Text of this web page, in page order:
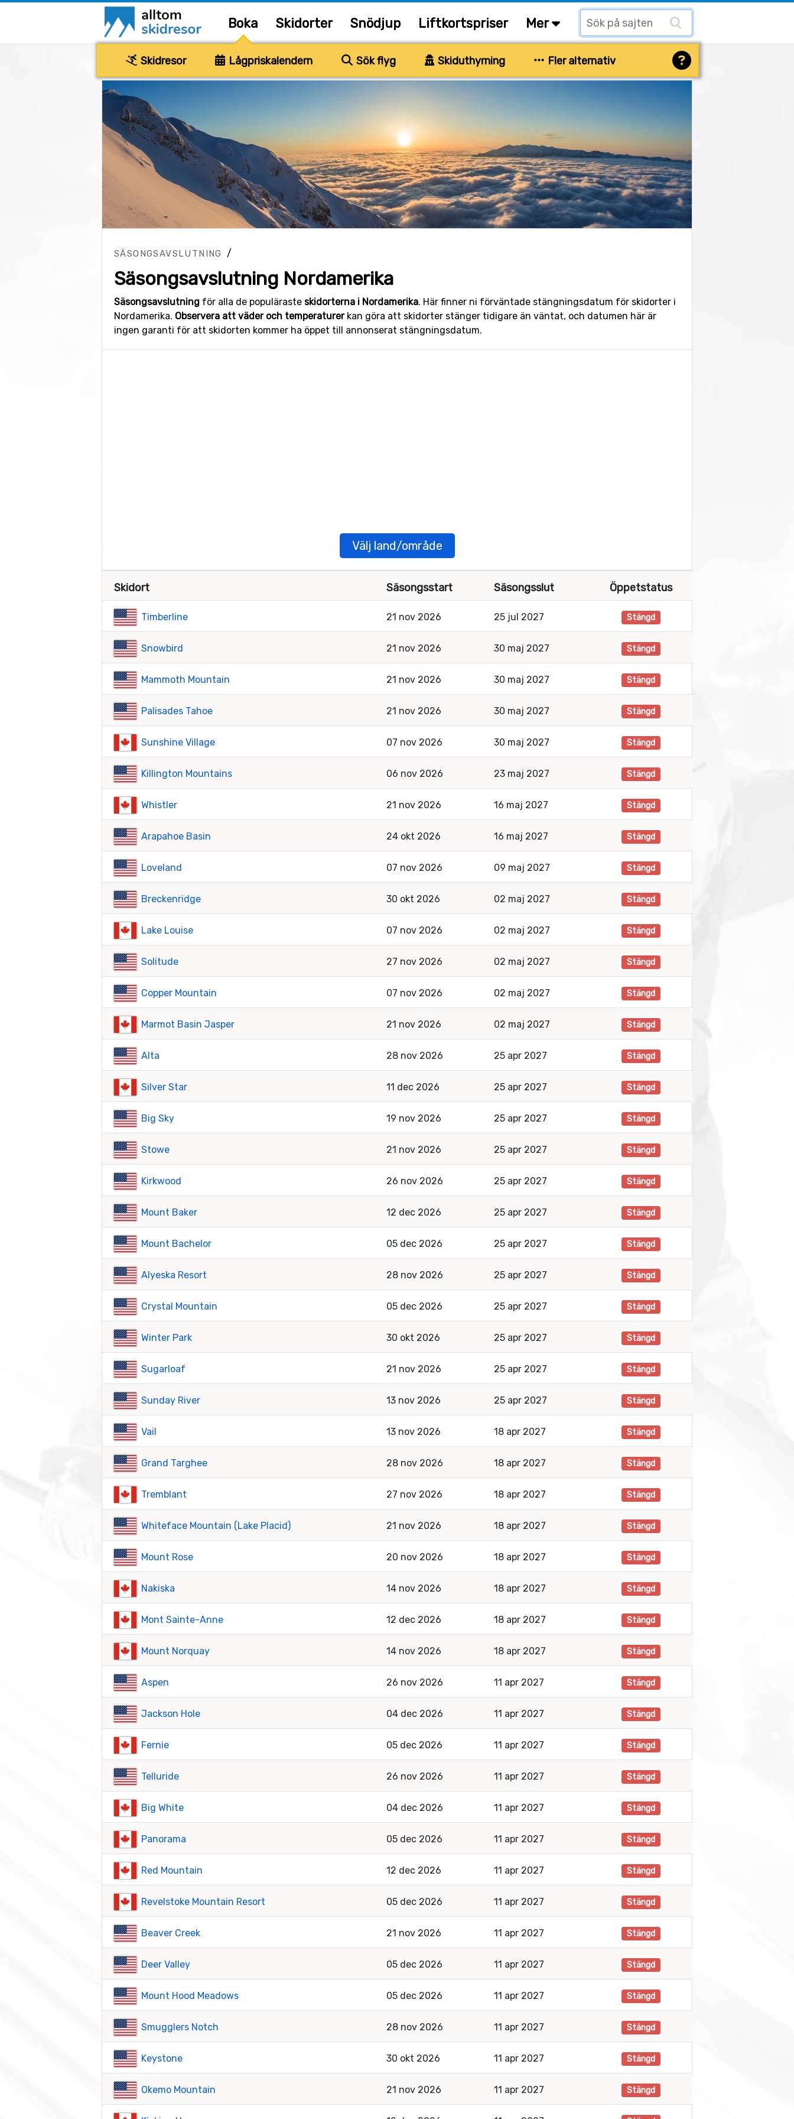
Boka Skidorter Snödjup Liftkortspriser Mer
Skidresor Lågpriskalendern Sök flyg Skiduthyrning Fler alternativ
SÄSONGSAVSLUTNING /
Säsongsavslutning Nordamerika
Säsongsavslutning för alla de populäraste skidorterna i Nordamerika. Här finner ni förväntade stängningsdatum för skidorter i
Nordamerika. Observera att väder och temperaturerkan göra att skidorter stänger tidigare än väntat, och datumen här är
ingen garanti för att skidorten kommer ha öppet till annonserat stängningsdatum.
Välj land/område
Skidort Säsongsstart Säsongsslut Öppetstatus
Timberline 21 nov 2026 25 jul 2027 Stängd
Snowbird 21 nov 2026 30 maj 2027 Stängd
Mammoth Mountain 21 nov 2026 30 maj 2027 Stängd
Palisades Tahoe 21 nov 2026 30 maj 2027 Stängd
Sunshine Village 07 nov 2026 30 maj 2027 Stängd
Killington Mountains 06 nov 2026 23 maj 2027 Stängd
Whistler 21 nov 2026 16 maj 2027 Stängd
Arapahoe Basin 24 okt 2026 16 maj 2027 Stängd
Loveland 07 nov 2026 09 maj 2027 Stängd
Breckenridge 30 okt 2026 02 maj 2027 Stängd
Lake Louise 07 nov 2026 02 maj 2027 Stängd
Solitude 27 nov 2026 02 maj 2027 Stängd
Copper Mountain 07 nov 2026 02 maj 2027 Stängd
Marmot Basin Jasper 21 nov 2026 02 maj 2027 Stängd
Alta 28 nov 2026 25 apr 2027 Stängd
Silver Star 11 dec 2026 25 apr 2027 Stängd
Big Sky 19 nov 2026 25 apr 2027 Stängd
Stowe 21 nov 2026 25 apr 2027 Stängd
Kirkwood 26 nov 2026 25 apr 2027 Stängd
Mount Baker 12 dec 2026 25 apr 2027 Stängd
Mount Bachelor 05 dec 2026 25 apr 2027 Stängd
Alyeska Resort 28 nov 2026 25 apr 2027 Stängd
Crystal Mountain 05 dec 2026 25 apr 2027 Stängd
Winter Park 30 okt 2026 25 apr 2027 Stängd
Sugarloaf 21 nov 2026 25 apr 2027 Stängd
Sunday River 13 nov 2026 25 apr 2027 Stängd
Vail 13 nov 2026 18 apr 2027 Stängd
Grand Targhee 28 nov 2026 18 apr 2027 Stängd
Tremblant 27 nov 2026 18 apr 2027 Stängd
Whiteface Mountain (Lake Placid) 21 nov 2026 18 apr 2027 Stängd
Mount Rose 20 nov 2026 18 apr 2027 Stängd
Nakiska 14 nov 2026 18 apr 2027 Stängd
Mont Sainte-Anne 12 dec 2026 18 apr 2027 Stängd
Mount Norquay 14 nov 2026 18 apr 2027 Stängd
Aspen 26 nov 2026 11 apr 2027 Stängd
Jackson Hole 04 dec 2026 11 apr 2027 Stängd
Fernie 05 dec 2026 11 apr 2027 Stängd
Telluride 26 nov 2026 11 apr 2027 Stängd
Big White 04 dec 2026 11 apr 2027 Stängd
Panorama 05 dec 2026 11 apr 2027 Stängd
Red Mountain 12 dec 2026 11 apr 2027 Stängd
Revelstoke Mountain Resort 05 dec 2026 11 apr 2027 Stängd
Beaver Creek 21 nov 2026 11 apr 2027 Stängd
Deer Valley 05 dec 2026 11 apr 2027 Stängd
Mount Hood Meadows 05 dec 2026 11 apr 2027 Stängd
Smugglers Notch 28 nov 2026 11 apr 2027 Stängd
Keystone 30 okt 2026 11 apr 2027 Stängd
Okemo Mountain 21 nov 2026 11 apr 2027 Stängd